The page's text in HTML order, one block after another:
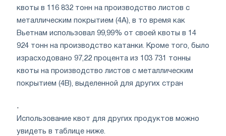
квоты в 116 832 тонн на производство листов с
металлическим покрытием (4A), в то время как
Вьетнам использовал 99,99% от своей квоты в 14
924 тонн на производство катанки. Кроме того, было
израсходовано 97,22 процента из 103 731 тонны
квоты на производство листов с металлическим
покрытием (4B), выделенной для других стран
.
Использование квот для других продуктов можно
увидеть в таблице ниже.